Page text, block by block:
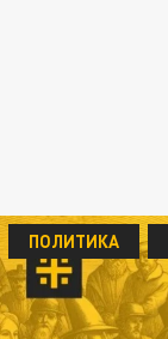
ПОЛИТИКА